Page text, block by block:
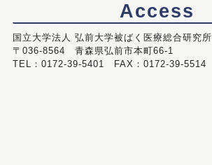
Access
国立大学法人 弘前大学被ばく医療総合研究所
〒036-8564 青森県弘前市本町66-1
TEL：0172-39-5401 FAX：0172-39-5514